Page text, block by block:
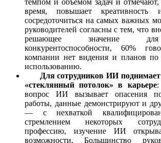
время, повышает креативность
сосредоточиться на самых важных
руководителей согласны с тем, что
решающее значение для
конкурентоспособности, 60%
компании нет видения и планов
использованию.
Для сотрудников ИИ
«стеклянный потолок» в карьере:
вопрос ИИ вызывает опасения
работы, данные демонстрируют и
— с нехваткой
стремлением некоторых
профессию, изучение ИИ
возможности. Большинство